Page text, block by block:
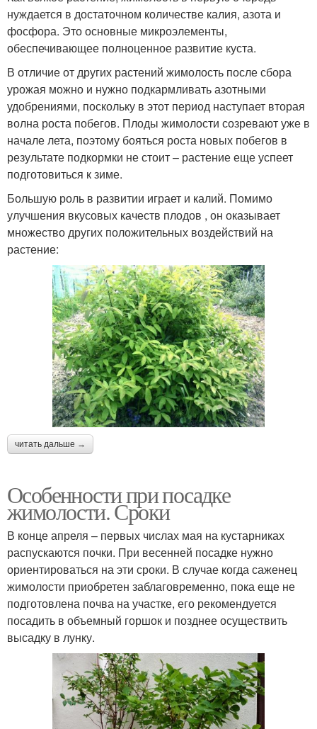
нуждается в достаточном количестве калия, азота и
фосфора. Это основные микроэлементы,
обеспечивающее полноценное развитие куста.
В отличие от других растений жимолость после сбора
урожая можно и нужно подкармливать азотными
удобрениями, поскольку в этот период наступает вторая
волна роста побегов. Плоды жимолости созревают уже в
начале лета, поэтому бояться роста новых побегов в
результате подкормки не стоит – растение еще успеет
подготовиться к зиме.
Большую роль в развитии играет и калий. Помимо
улучшения вкусовых качеств плодов , он оказывает
множество других положительных воздействий на
растение:
читать дальше →
Особенности при посадке
жимолости. Сроки
В конце апреля – первых числах мая на кустарниках
распускаются почки. При весенней посадке нужно
ориентироваться на эти сроки. В случае когда саженец
жимолости приобретен заблаговременно, пока еще не
подготовлена почва на участке, его рекомендуется
посадить в объемный горшок и позднее осуществить
высадку в лунку.